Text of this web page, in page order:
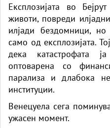
Експлозијата во
животи, повреди
илјади бездомници,
само од експлозијата.
дека катастрофата
оптоварена со
парализа и длабока
институции.
Венецуела сега
ужасен момент.